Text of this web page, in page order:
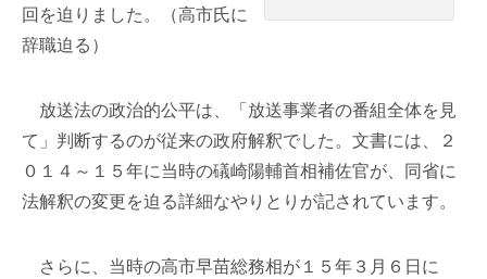
回を迫りました。（高市氏に
辞職迫る）
放送法の政治的公平は、「放送事業者の番組全体を見
て」判断するのが従来の政府解釈でした。文書には、２
０１４～１５年に当時の礒崎陽輔首相補佐官が、同省に
法解釈の変更を迫る詳細なやりとりが記されています。
さらに、当時の高市早苗総務相が１５年３月６日に